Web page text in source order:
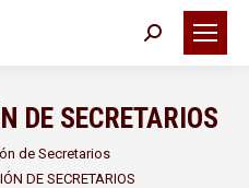
Buscar:
DE SECRETARIOS
de Secretarios
DE SECRETARIOS